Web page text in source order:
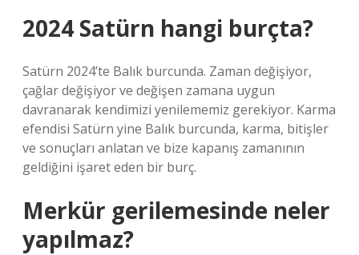
2024 Satürn hangi burçta?
Satürn 2024’te Balık burcunda. Zaman değişiyor,
çağlar değişiyor ve değişen zamana uygun
davranarak kendimizi yenilememiz gerekiyor. Karma
efendisi Satürn yine Balık burcunda, karma, bitişler
ve sonuçları anlatan ve bize kapanış zamanının
geldiğini işaret eden bir burç.
Merkür gerilemesinde neler
yapılmaz?